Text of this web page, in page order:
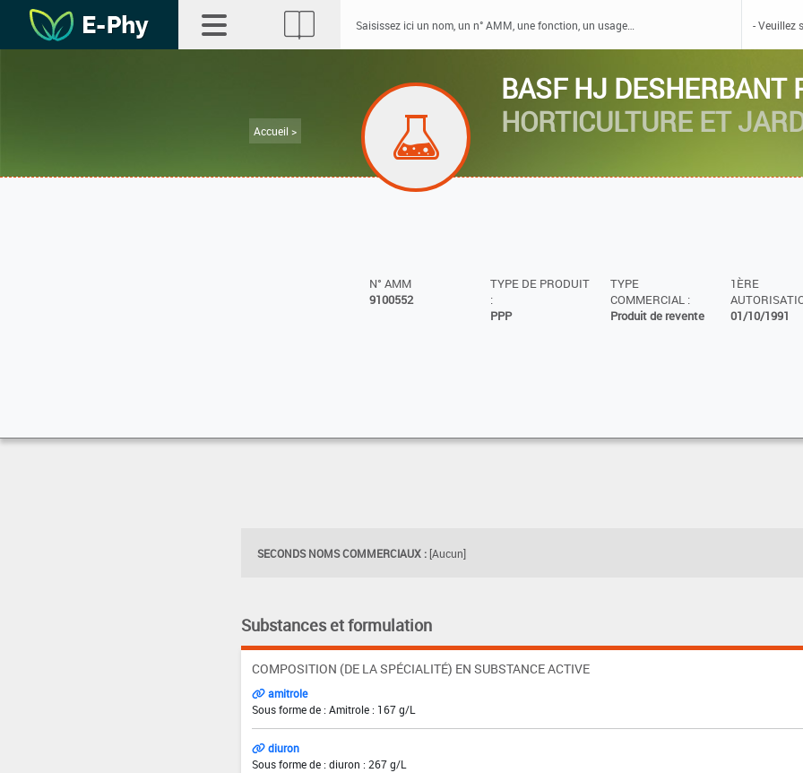
Accueil >
BASF HJ DESHERBANT
HORTICULTURE ET
N° AMM
9100552
TYPE DE PRODUIT
:
PPP
TYPE
COMMERCIAL :
Produit de revente
1ÈRE
01/10/1991
SECONDS NOMS COMMERCIAUX : [Aucun]
Substances et formulation
COMPOSITION (DE LA SPÉCIALITÉ) EN SUBSTANCE ACTIVE
amitrole
Sous forme de : Amitrole : 167 g/L
diuron
Sous forme de : diuron : 267 g/L